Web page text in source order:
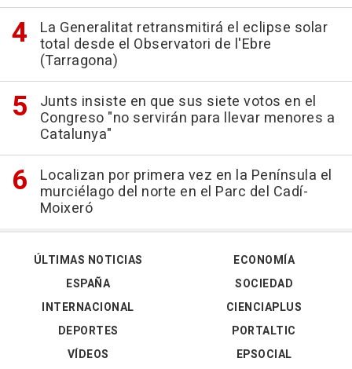
La Generalitat retransmitirá el eclipse solar
total desde el Observatori de l'Ebre
(Tarragona)
Junts insiste en que sus siete votos en el
Congreso "no servirán para llevar menores a
Catalunya"
Localizan por primera vez en la Península el
murciélago del norte en el Parc del Cadí-
Moixeró
ÚLTIMAS NOTICIAS
ESPAÑA
INTERNACIONAL
DEPORTES
VÍDEOS
ECONOMÍA
SOCIEDAD
CIENCIAPLUS
PORTALTIC
EPSOCIAL